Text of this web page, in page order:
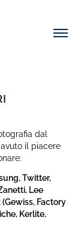
dal
il piacere
Twitter,
Lee
Factory
Kerlite,